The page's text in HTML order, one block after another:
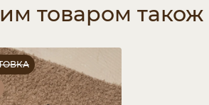
товаром також